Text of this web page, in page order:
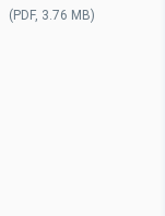
(PDF, 3.76 MB)